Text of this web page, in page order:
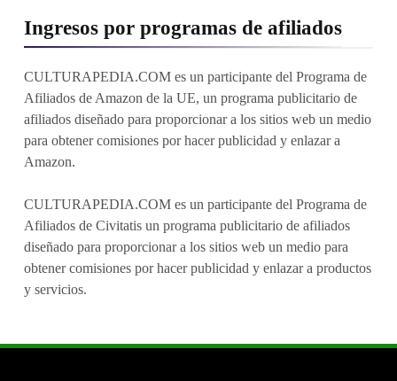
Ingresos por programas de afiliados
CULTURAPEDIA.COM es un participante del Programa de
Afiliados de Amazon de la UE, un programa publicitario de
afiliados diseñado para proporcionar a los sitios web un medio
para obtener comisiones por hacer publicidad y enlazar a
Amazon.
CULTURAPEDIA.COM es un participante del Programa de
Afiliados de Civitatis un programa publicitario de afiliados
diseñado para proporcionar a los sitios web un medio para
obtener comisiones por hacer publicidad y enlazar a productos
y servicios.